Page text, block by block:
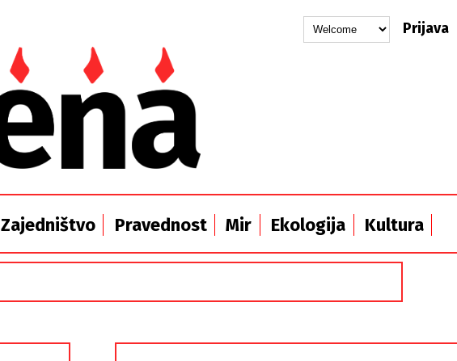
Prijava
Zajedništvo Pravednost Mir Ekologija Kultura